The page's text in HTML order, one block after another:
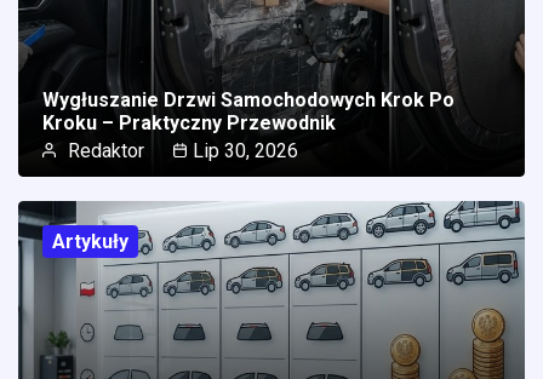
Wygłuszanie Drzwi Samochodowych Krok Po
Kroku – Praktyczny Przewodnik
Redaktor
Lip 30, 2026
Artykuły